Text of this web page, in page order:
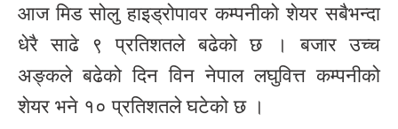
आज मिड सोलु हाइड्रोपावर कम्पनीको शेयर सबैभन्दा
धेरै साढे ९ प्रतिशतले बढेको छ । बजार उच्च
अङ्कले बढेको दिन विन नेपाल लघुवित्त कम्पनीको
शेयर भने १० प्रतिशतले घटेको छ ।